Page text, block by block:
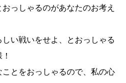
っしゃるのがあなたのお考え
い戦いをせよ、とおっしゃる
とをおっしゃるので、私の心